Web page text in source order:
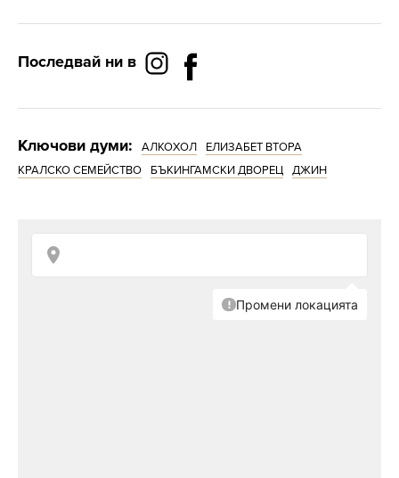
Последвай ни в
Ключови думи: АЛКОХОЛ
ЕЛИЗАБЕТ ВТОРА
КРАЛСКО СЕМЕЙСТВО
БЪКИНГАМСКИ ДВОРЕЦ ДЖИН